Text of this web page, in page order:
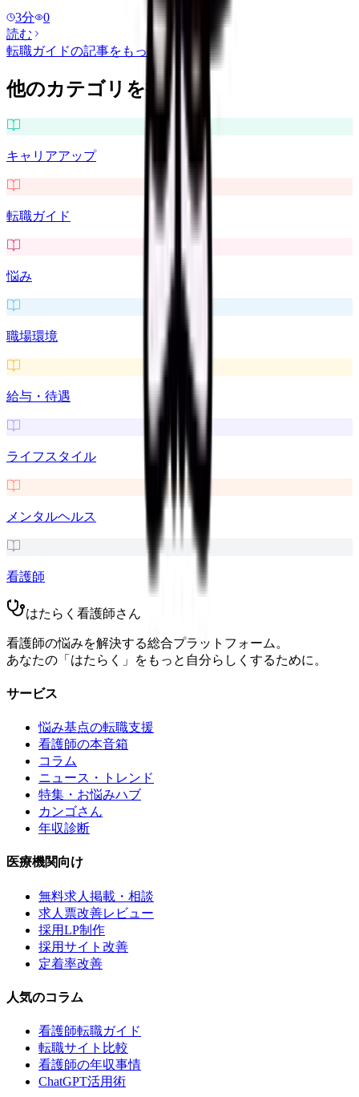
3分
0
読む
転職ガイドの記事をもっと見る
他のカテゴリを探す
キャリアアップ
転職ガイド
悩み
職場環境
給与・待遇
ライフスタイル
メンタルヘルス
看護師
はたらく看護師さん
看護師の悩みを解決する総合プラットフォーム。
あなたの「はたらく」をもっと自分らしくするために。
サービス
悩み基点の転職支援
看護師の本音箱
コラム
ニュース・トレンド
特集・お悩みハブ
カンゴさん
年収診断
医療機関向け
無料求人掲載・相談
求人票改善レビュー
採用LP制作
採用サイト改善
定着率改善
人気のコラム
看護師転職ガイド
転職サイト比較
看護師の年収事情
ChatGPT活用術